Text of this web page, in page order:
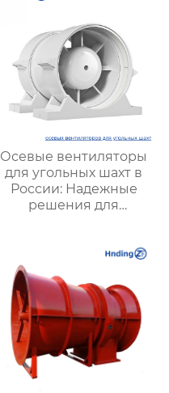
Осевые вентиляторы
для угольных шахт в
России: Надежные
решения для
безопасности